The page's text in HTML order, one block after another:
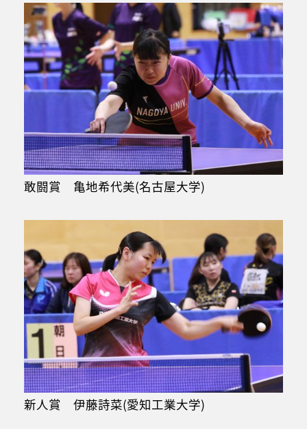
敢闘賞 亀地希代美(名古屋大学)
新人賞 伊藤詩菜(愛知工業大学)